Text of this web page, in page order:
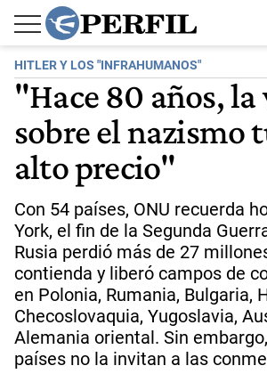
HITLER Y LOS "INFRAHUMANOS"
"Hace 80 años,
sobre el nazismo
alto precio"
Con 54 países, ONU recuerda
York, el fin de la Segunda
Rusia perdió más de 27
contienda y liberó campos de
en Polonia, Rumania, Bulgaria,
Checoslovaquia, Yugoslavia,
Alemania oriental. Sin
países no la invitan a las